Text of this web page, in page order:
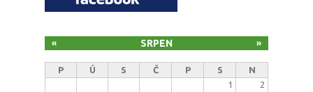
SRPEN
« »
P Ú S Č P S
N
1
2